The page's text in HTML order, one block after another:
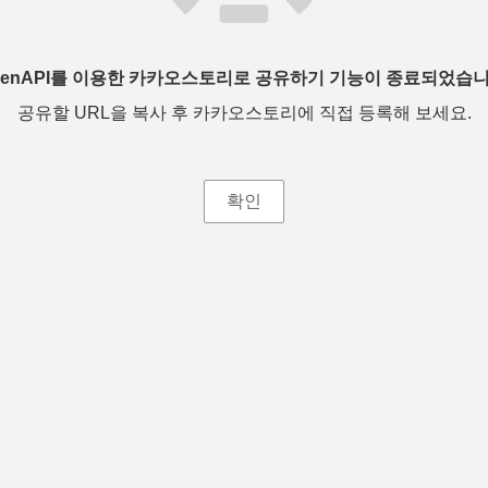
를 이용한 카카오스토리로 공유하기 기능이 종료되었습
공유할 URL을 복사 후 카카오스토리에 직접 등록해 보세요.
확인